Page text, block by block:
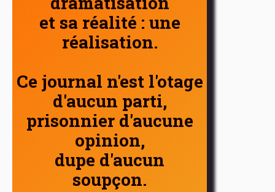
et sa réalité : une
réalisation.
Ce journal n'est l'otage
d'aucun parti,
prisonnier d'aucune
opinion,
dupe d'aucun
soupçon.